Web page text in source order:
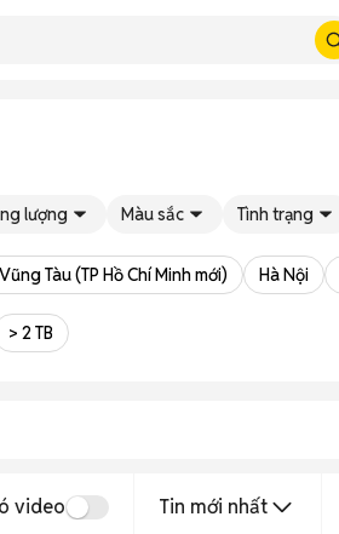
lượng Màu sắc Tình trạng
Tàu (TP Hồ Chí Minh mới) Hà Nội
> 2 TB
video Tin mới nhất